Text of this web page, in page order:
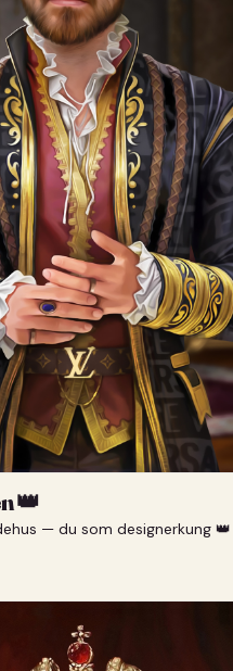
👑
— du som designerkung 👑